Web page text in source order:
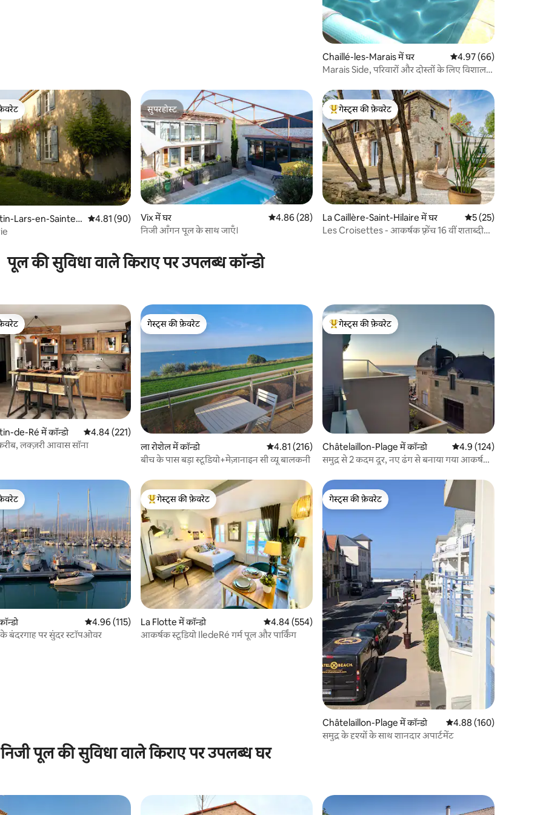
Chaillé-les-Marais में घर औसत रेटिंग 5 में से 4.97,
4.97 (66)
Marais Side, परिवारों और दोस्तों के लिए विशाल
Lars-en-Sainte-
औसत रेटिंग 5 में से 4.81, 90 समीक्षाएँ
4.81 (90)
सुपरहोस्ट
सुपरहोस्ट
Vix में घर औसत रेटिंग 5 में से 4.86, 28 समीक्षाएँ
4.86 (28)
निजी आँगन पूल के साथ जाएँ।
गेस्ट्स का टॉप फ़ेवरेट
गेस्ट्स की फ़ेवरेट
La Caillère-Saint-Hilaire में घर औसत रेटिंग 5 में से 5,
5 (25)
Les Croisettes - आकर्षक फ़्रेंच 16 वीं शताब्दी
पूल की सुविधा वाले किराए पर उपलब्ध कॉन्डो
de-Ré में कॉन्डो औसत रेटिंग 5 में से 4.84, 221 समीक्षाएँ
4.84 (221)
लक्ज़री आवास सॉना
गेस्ट्स की फ़ेवरेट
गेस्ट्स की फ़ेवरेट
ला रोशेल में कॉन्डो औसत रेटिंग 5 में से 4.81, 216 समीक्षाएँ
4.81 (216)
बीच के पास बड़ा स्टूडियो+मेज़ानाइन सी व्यू बालकनी
गेस्ट्स का टॉप फ़ेवरेट
गेस्ट्स की फ़ेवरेट
Châtelaillon-Plage में कॉन्डो औसत रेटिंग 5 में से 4.9,
4.9 (124)
समुद्र से 2 कदम दूर, नए ढंग से बनाया गया आकर्षक
औसत रेटिंग 5 में से 4.96, 115 समीक्षाएँ
4.96 (115)
बंदरगाह पर सुंदर स्टॉपओवर
गेस्ट्स का टॉप फ़ेवरेट
गेस्ट्स की फ़ेवरेट
La Flotte में कॉन्डो औसत रेटिंग 5 में से 4.84, 554 समीक्षाएँ
4.84 (554)
आकर्षक स्टूडियो IledeRé गर्म पूल और पार्किंग
गेस्ट्स की फ़ेवरेट
गेस्ट्स की फ़ेवरेट
Châtelaillon-Plage में कॉन्डो औसत रेटिंग 5 में से 4.88,
4.88 (160)
समुद्र के दृश्यों के साथ शानदार अपार्टमेंट
निजी पूल की सुविधा वाले किराए पर उपलब्ध घर